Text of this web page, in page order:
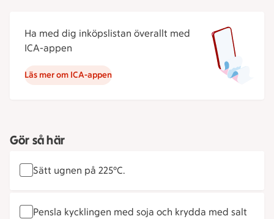
Ha med dig inköpslistan överallt med
ICA-appen
Läs mer om ICA-appen
Gör så här
Sätt ugnen på 225°C.
Pensla kycklingen med soja och krydda med salt